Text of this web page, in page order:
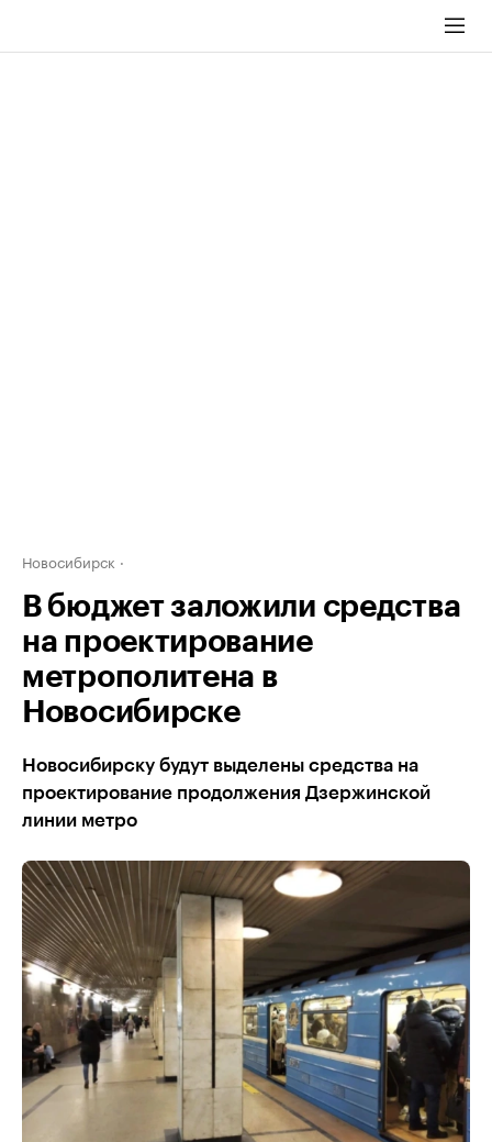
Новосибирск
В бюджет заложили средства
на проектирование
метрополитена в
Новосибирске
Новосибирску будут выделены средства на
проектирование продолжения Дзержинской
линии метро